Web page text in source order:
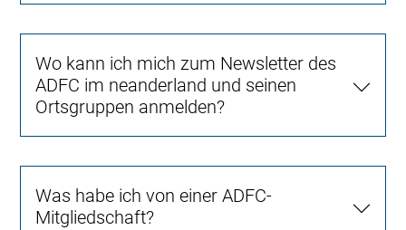
Wo kann ich mich zum Newsletter des
ADFC im neanderland und seinen
Ortsgruppen anmelden?
Was habe ich von einer ADFC-
Mitgliedschaft?